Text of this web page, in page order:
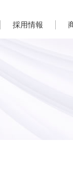
採用情報